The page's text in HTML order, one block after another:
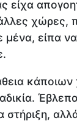
είχα
χώρες,
μένα, είπα
κάποιων
στήριξη,